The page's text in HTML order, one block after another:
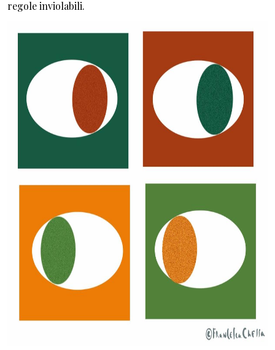
regole inviolabili.